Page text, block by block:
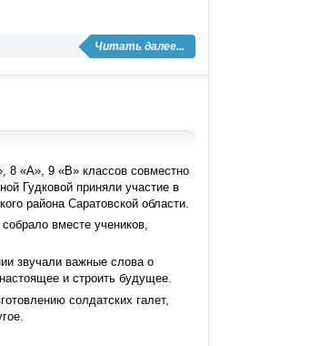
Читать далее...
«А», 9 «В» классов совместно
Гудковой приняли участие в
района Саратовской области.
вместе учеников,
звучали важные слова о
и строить будущее.
солдатских галет,